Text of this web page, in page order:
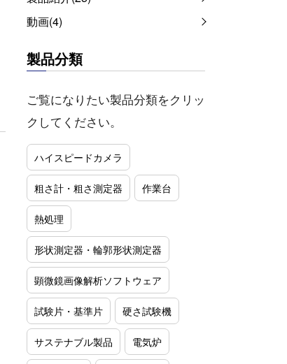
動画(4)
製品分類
ご覧になりたい製品分類をクリッ
クしてください。
ハイスピードカメラ
粗さ計・粗さ測定器 作業台
熱処理
形状測定器・輪郭形状測定器
顕微鏡画像解析ソフトウェア
試験片・基準片 硬さ試験機
サステナブル製品 電気炉